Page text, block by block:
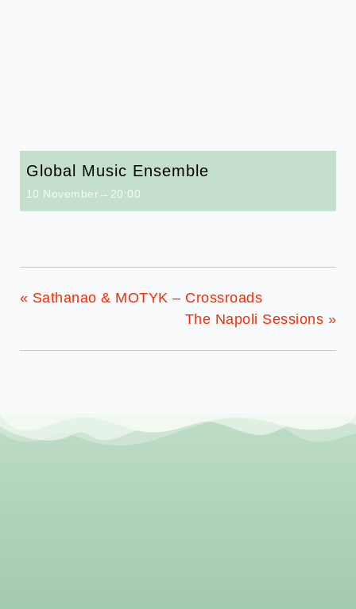
Global Music Ensemble
10 November→20:00
« Sathanao & MOTYK – Crossroads
The Napoli Sessions »